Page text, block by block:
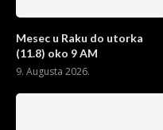
Mesec u Raku do utorka
(11.8) oko 9 AM
9. Augusta 2026.